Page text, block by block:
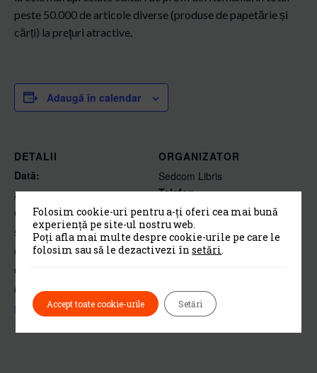
peste 50.000 de articole diverse (produse de papetărie și
cărți) la preţuri atractive.
Adaugă în calendar
DETALII
Dată:
august 23, 2019
Oră:
5:00 pm - 8:00 pm
Cost:
Gratuit
Categorie Eveniment:
Evenimente
ORGANIZATOR
Sedcom Libris
Telefon
0232 234582
Email
online@sedcom.ro
Folosim cookie-uri pentru a-ți oferi cea mai bună
experiență pe site-ul nostru web.
Poți afla mai multe despre cookie-urile pe care le
folosim sau să le dezactivezi însetări.
Accept toate cookie-urile Setări